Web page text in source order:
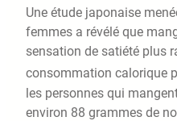
Une étude japonaise
femmes a révélé que
sensation de satiété plus
consommation calorique
les personnes qui
environ 88 grammes de